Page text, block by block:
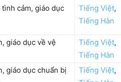
cảm, giáo dục
Tiếng Việt,
Tiếng Hàn
giáo dục về vệ
Tiếng Việt,
Tiếng Hàn
giáo dục chuẩn bị
Tiếng Việt,